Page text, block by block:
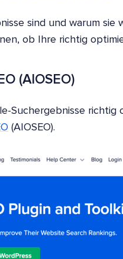
sind und warum sie
ob Ihre richtig
(AIOSEO)
Suchergebnisse richtig
(AIOSEO).